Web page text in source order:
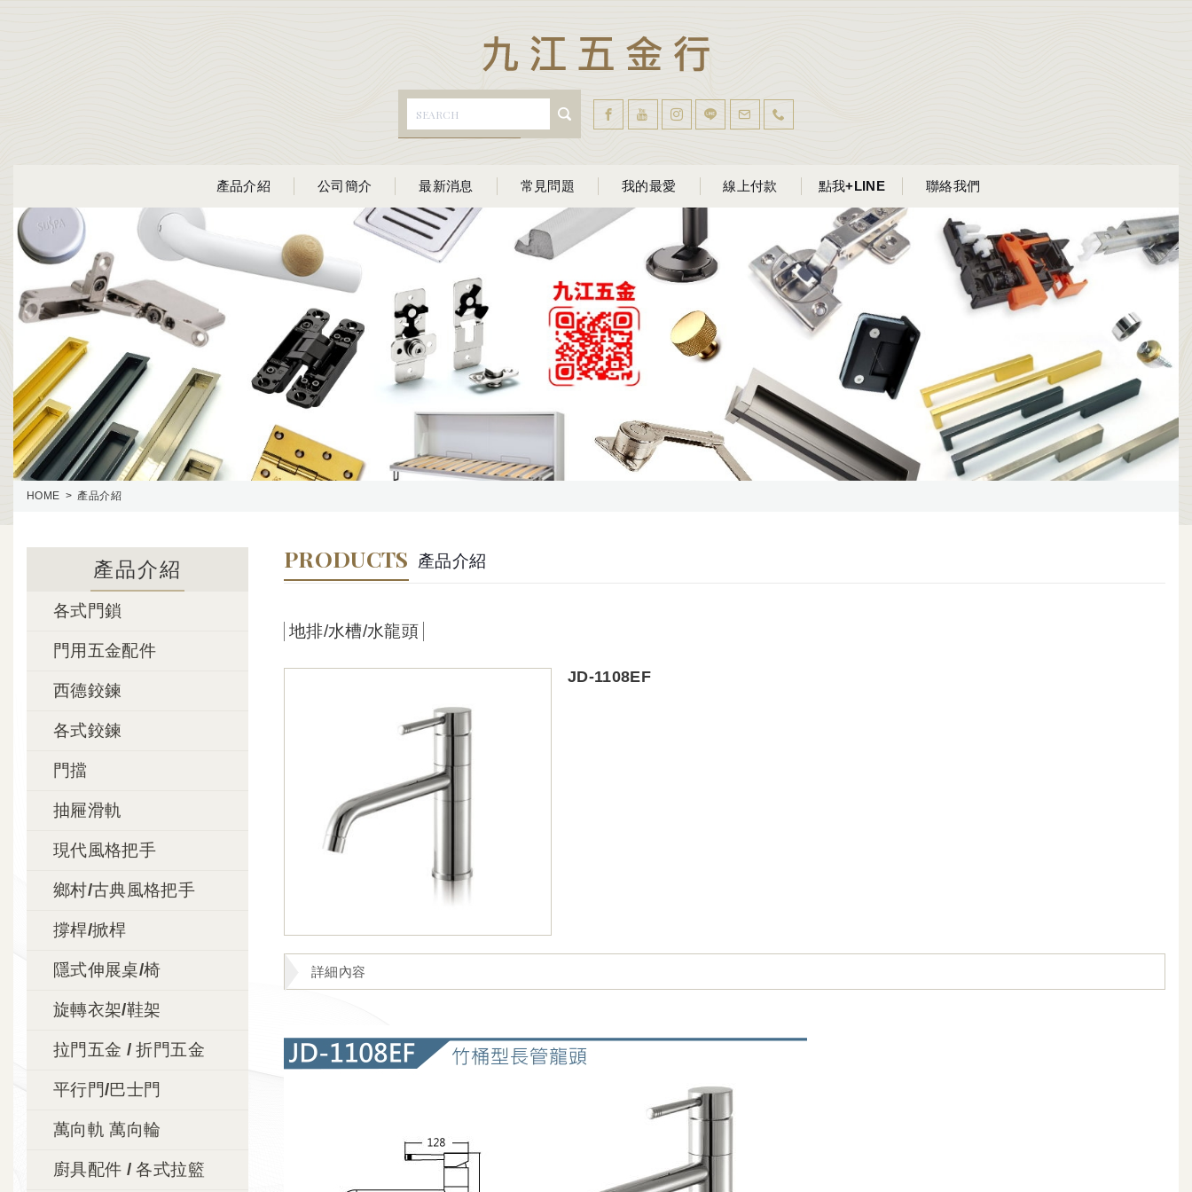
產品介紹 公司簡介 最新消息 常見問題 我的最愛 線上付款 點我+LINE 聯絡我們
HOME 產品介紹
產品介紹
各式門鎖
門用五金配件
西德鉸鍊
各式鉸鍊
門擋
抽屜滑軌
現代風格把手
鄉村/古典風格把手
撐桿/掀桿
隱式伸展桌/椅
旋轉衣架/鞋架
拉門五金 / 折門五金
平行門/巴士門
萬向軌 萬向輪
廚具配件 / 各式拉籃
PRODUCTS 產品介紹
地排/水槽/水龍頭
JD-1108EF
詳細內容